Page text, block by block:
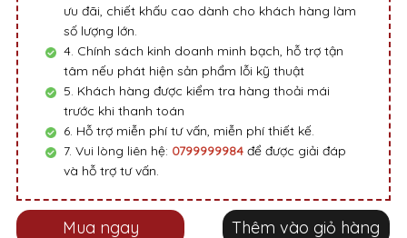
ưu đãi, chiết khấu cao dành cho khách hàng làm
số lượng lớn.
4. Chính sách kinh doanh minh bạch, hỗ trợ tận
tâm nếu phát hiện sản phẩm lỗi kỹ thuật
5. Khách hàng được kiểm tra hàng thoải mái
trước khi thanh toán
6. Hỗ trợ miễn phí tư vấn, miễn phí thiết kế.
7. Vui lòng liên hệ: 0799999984 để được giải đáp
và hỗ trợ tư vấn.
Thêm vào giỏ hàng
Mua ngay